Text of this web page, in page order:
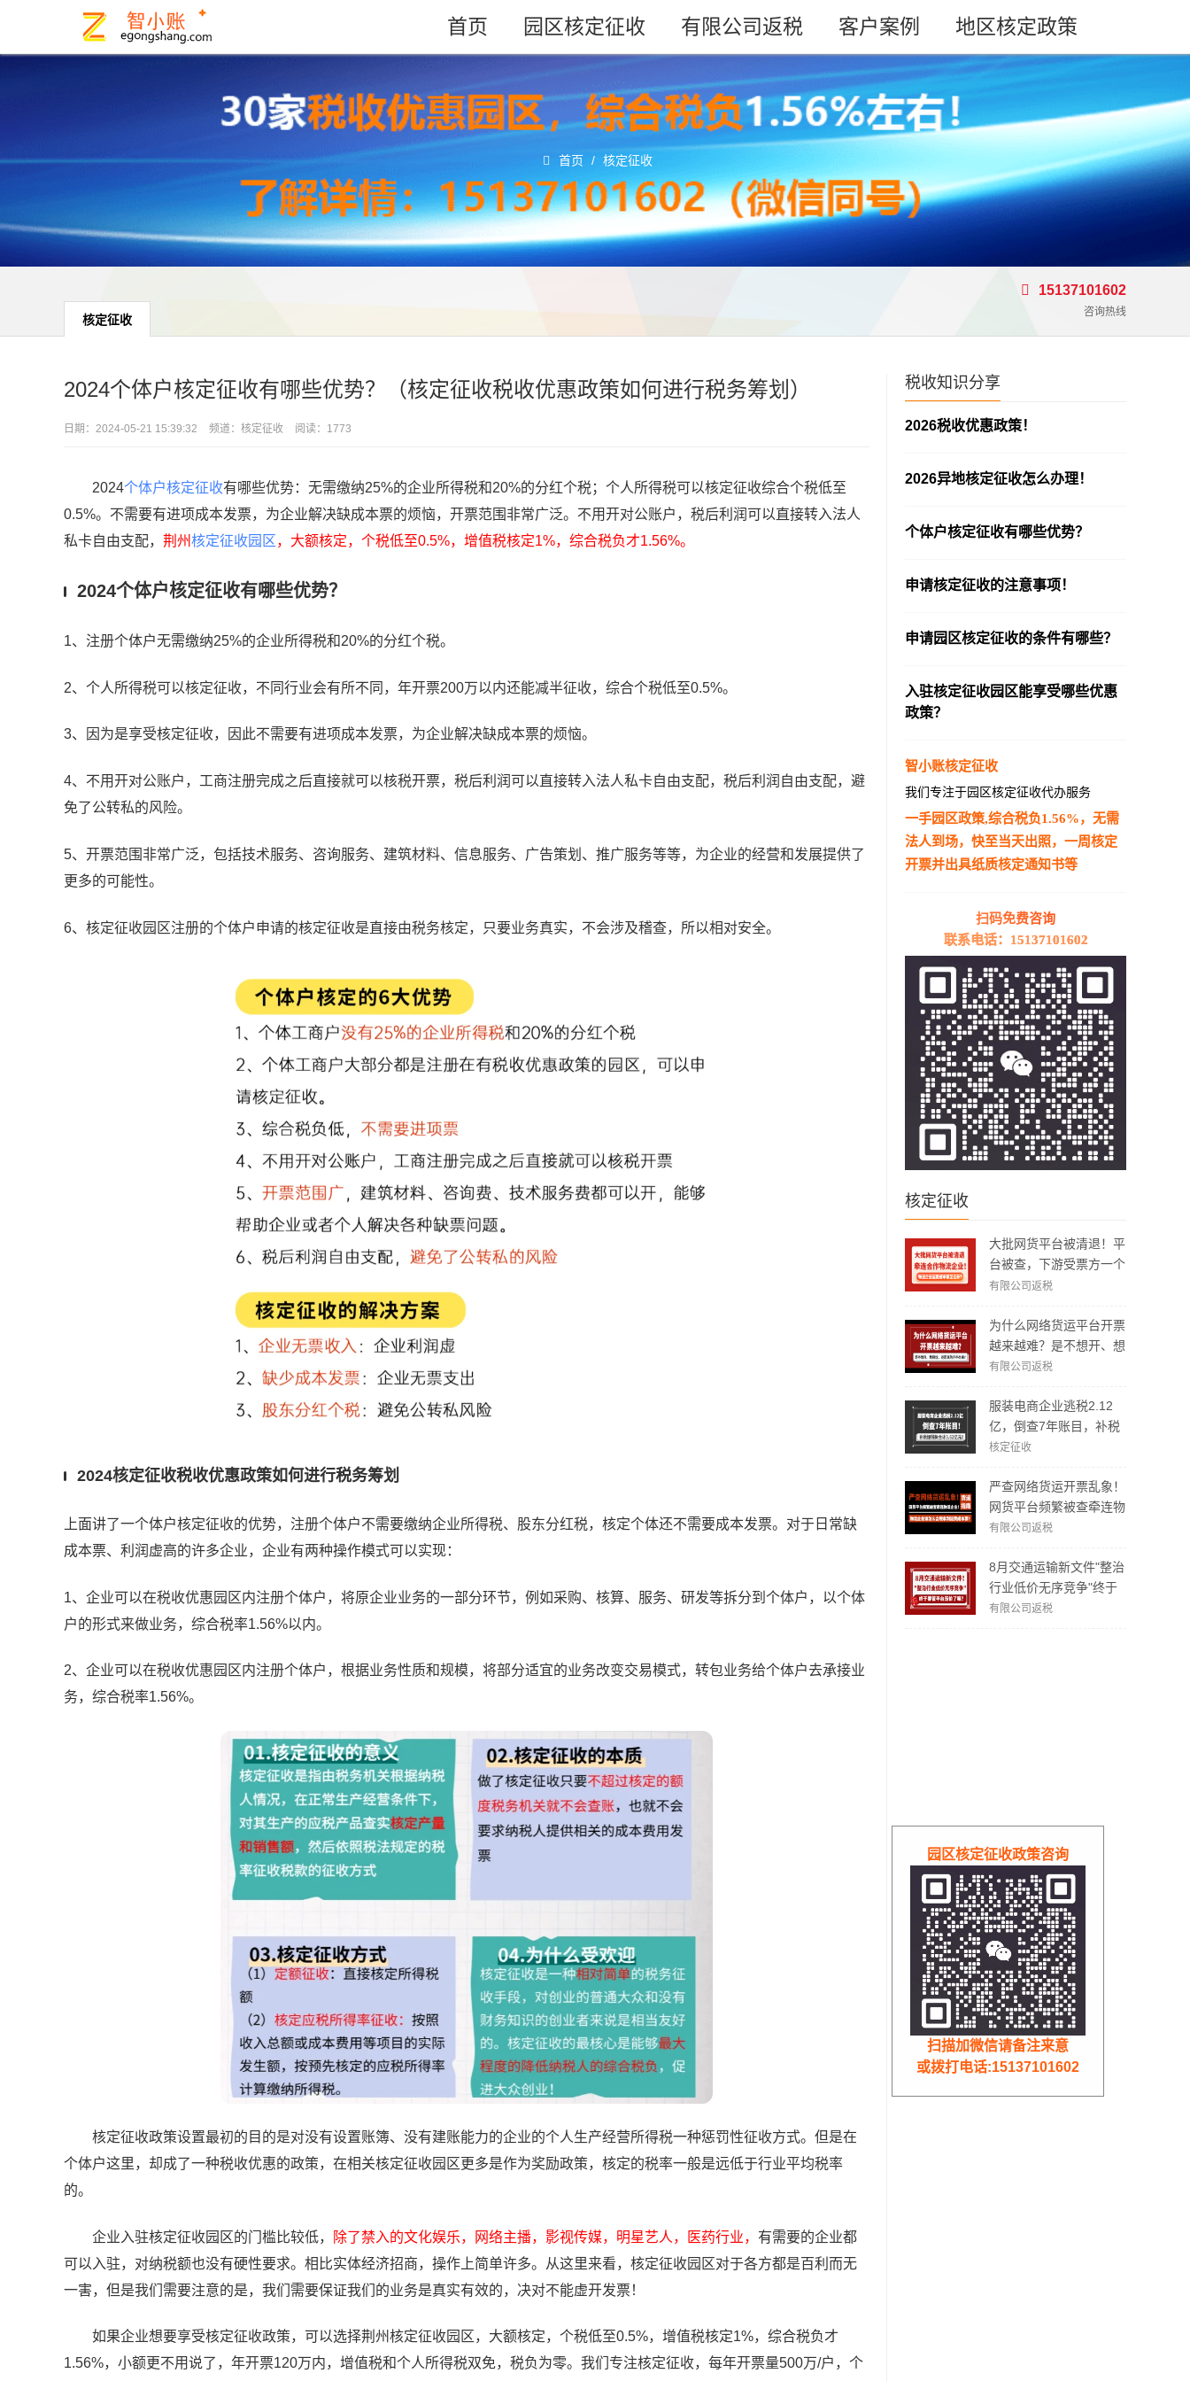
首页 园区核定征收 有限公司返税 客户案例 地区核定政策
首页 / 核定征收
核定征收
15137101602
咨询热线
税收知识分享
2026税收优惠政策！
2026异地核定征收怎么办理！
个体户核定征收有哪些优势？
申请核定征收的注意事项！
申请园区核定征收的条件有哪些？
入驻核定征收园区能享受哪些优惠
政策？
智小账核定征收
我们专注于园区核定征收代办服务
一手园区政策,综合税负1.56%，无需
法人到场，快至当天出照，一周核定
开票并出具纸质核定通知书等
扫码免费咨询
联系电话：15137101602
核定征收
大批网货平台被清退！平
台被查，下游受票方一个
都跑不了！
有限公司返税
为什么网络货运平台开票
越来越难？是不想开、想
涨价，还是真的开不出来
有限公司返税
服装电商企业逃税2.12
亿，倒查7年账目，补税
加罚款3.62亿元！
核定征收
严查网络货运开票乱象！
网货平台频繁被查牵连物
流企业！物流企业该怎么
有限公司返税
8月交通运输新文件"整治
行业低价无序竞争"终于
要管平台压价了？
有限公司返税
2024个体户核定征收有哪些优势？（核定征收税收优惠政策如何进行税务筹划）
日期： 2024-05-21 15:39:32 频道： 核定征收 阅读：1773
2024个体户核定征收有哪些优势：无需缴纳25%的企业所得税和20%的分红个税；个人所得税可以核定征收综合个税低至
0.5%。不需要有进项成本发票，为企业解决缺成本票的烦恼，开票范围非常广泛。不用开对公账户，税后利润可以直接转入法人
私卡自由支配， 荆州核定征收园区 ，大额核定，个税低至0.5%，增值税核定1%，综合税负才1.56%。
2024个体户核定征收有哪些优势？
1、注册个体户无需缴纳25%的企业所得税和20%的分红个税。
2、个人所得税可以核定征收，不同行业会有所不同，年开票200万以内还能减半征收，综合个税低至0.5%。
3、因为是享受核定征收，因此不需要有进项成本发票，为企业解决缺成本票的烦恼。
4、不用开对公账户，工商注册完成之后直接就可以核税开票，税后利润可以直接转入法人私卡自由支配，税后利润自由支配，避
免了公转私的风险。
5、开票范围非常广泛，包括技术服务、咨询服务、建筑材料、信息服务、广告策划、推广服务等等，为企业的经营和发展提供了
更多的可能性。
6、核定征收园区注册的个体户申请的核定征收是直接由税务核定，只要业务真实，不会涉及稽查，所以相对安全。
2024核定征收税收优惠政策如何进行税务筹划
上面讲了一个体户核定征收的优势，注册个体户不需要缴纳企业所得税、股东分红税，核定个体还不需要成本发票。对于日常缺
成本票、利润虚高的许多企业，企业有两种操作模式可以实现：
1、企业可以在税收优惠园区内注册个体户，将原企业业务的一部分环节，例如采购、核算、服务、研发等拆分到个体户，以个体
户的形式来做业务，综合税率1.56%以内。
2、企业可以在税收优惠园区内注册个体户，根据业务性质和规模，将部分适宜的业务改变交易模式，转包业务给个体户去承接业
务，综合税率1.56%。
核定征收政策设置最初的目的是对没有设置账簿、没有建账能力的企业的个人生产经营所得税一种惩罚性征收方式。但是在
个体户这里，却成了一种税收优惠的政策，在相关核定征收园区更多是作为奖励政策，核定的税率一般是远低于行业平均税率
的。
企业入驻核定征收园区的门槛比较低， 除了禁入的文化娱乐，网络主播，影视传媒，明星艺人，医药行业， 有需要的企业都
可以入驻，对纳税额也没有硬性要求。相比实体经济招商，操作上简单许多。从这里来看，核定征收园区对于各方都是百利而无
一害，但是我们需要注意的是，我们需要保证我们的业务是真实有效的，决对不能虚开发票！
如果企业想要享受核定征收政策，可以选择荆州核定征收园区，大额核定，个税低至0.5%，增值税核定1%，综合税负才
1.56%，小额更不用说了，年开票120万内，增值税和个人所得税双免，税负为零。我们专注核定征收，每年开票量500万/户，个
园区核定征收政策咨询
扫描加微信请备注来意
或拨打电话:15137101602